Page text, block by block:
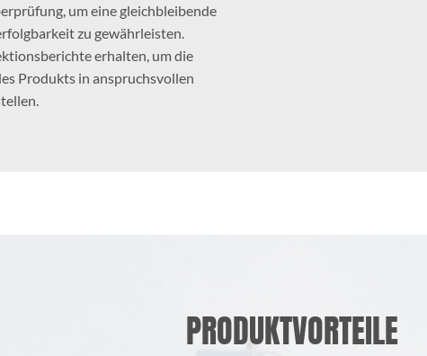
um eine gleichbleibende
zu gewährleisten.
erhalten, um die
Produkts in anspruchsvollen
PRODUKTVORTEILE